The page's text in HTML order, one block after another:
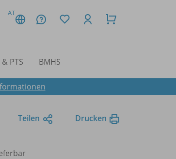
AT
PTS BMHS
Teilen Drucken